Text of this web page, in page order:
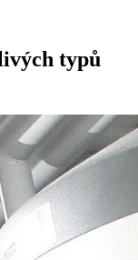
typů